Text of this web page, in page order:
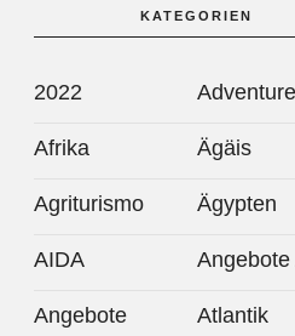
KATEGORIEN
2022 Adventure
Afrika Ägäis
Agriturismo Ägypten
AIDA Angebote
Angebote
Atlantik